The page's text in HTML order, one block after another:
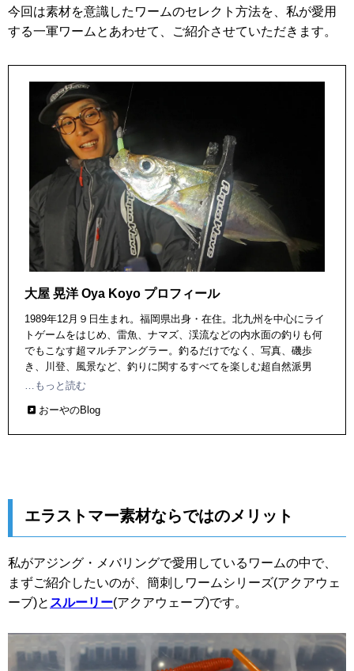
今回は素材を意識したワームのセレクト方法を、私が愛用
する一軍ワームとあわせて、ご紹介させていただきます。
大屋 晃洋 Oya Koyo プロフィール
1989年12月９日生まれ。福岡県出身・在住。北九州を中心にライ
トゲームをはじめ、雷魚、ナマズ、渓流などの内水面の釣りも何
でもこなす超マルチアングラー。釣るだけでなく、写真、磯歩
き、川登、風景など、釣りに関するすべてを楽しむ超自然派男
子。中でも離島巡りは大好物。趣味はカメラやルアー作り（バス
…もっと読む
おーやのBlog
エラストマー素材ならではのメリット
私がアジング・メバリングで愛用しているワームの中で、
まずご紹介したいのが、簡刺しワームシリーズ(アクアウェ
ーブ)と スルーリー(アクアウェーブ)です。